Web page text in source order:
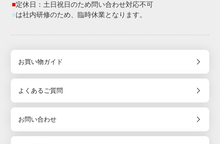
■定休日：土日祝日のため問い合わせ対応不可
■は社内研修のため、臨時休業となります。
お買い物ガイド
よくあるご質問
お問い合わせ